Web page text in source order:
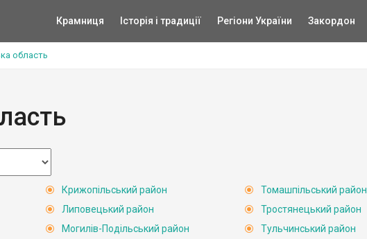
Крамниця Історія і традиції Регіони України Закордон
область
Крижопільський район
Липовецький район
Могилів-Подільський район
Томашпільський район
Тростянецький район
Тульчинський район